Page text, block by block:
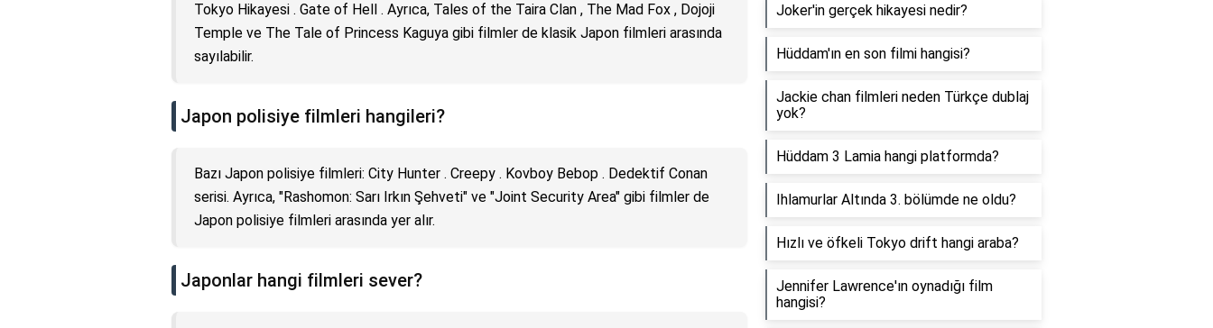
Tokyo Hikayesi . Gate of Hell . Ayrıca, Tales of the Taira Clan , The Mad Fox , Dojoji
Temple ve The Tale of Princess Kaguya gibi filmler de klasik Japon filmleri arasında
sayılabilir.
Japon polisiye filmleri hangileri?
Bazı Japon polisiye filmleri: City Hunter . Creepy . Kovboy Bebop . Dedektif Conan
serisi. Ayrıca, "Rashomon: Sarı Irkın Şehveti" ve "Joint Security Area" gibi filmler de
Japon polisiye filmleri arasında yer alır.
Japonlar hangi filmleri sever?
Joker'in gerçek hikayesi nedir?
Hüddam'ın en son filmi hangisi?
Jackie chan filmleri neden Türkçe dublaj
yok?
Hüddam 3 Lamia hangi platformda?
Ihlamurlar Altında 3. bölümde ne oldu?
Hızlı ve öfkeli Tokyo drift hangi araba?
Jennifer Lawrence'ın oynadığı film
hangisi?